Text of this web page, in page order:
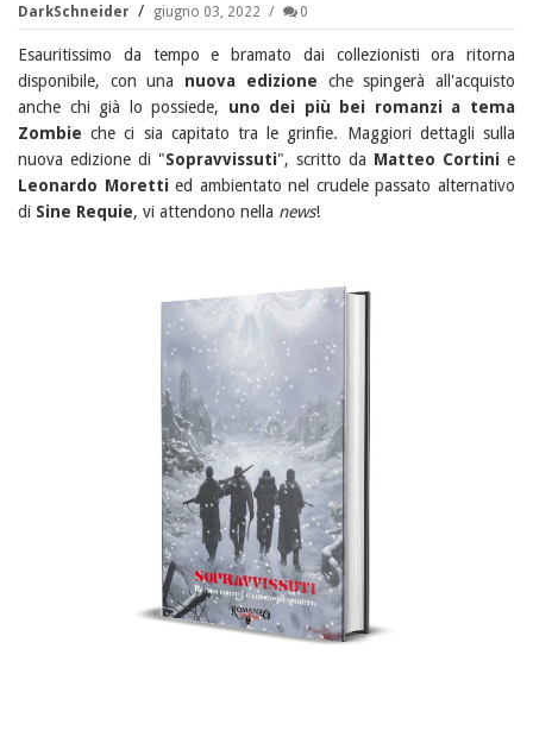
DarkSchneider giugno 03, 2022 0
Esauritissimo da tempo e bramato dai collezionisti ora ritorna
disponibile, con una nuova edizione che spingerà all'acquisto
anche chi già lo possiede, uno dei più bei romanzi a tema
Zombie che ci sia capitato tra le grinfie. Maggiori dettagli sulla
nuova edizione di "Sopravvissuti", scritto da Matteo Cortini e
Leonardo Morettied ambientato nel crudele passato alternativo
di Sine Requie, vi attendono nella news!